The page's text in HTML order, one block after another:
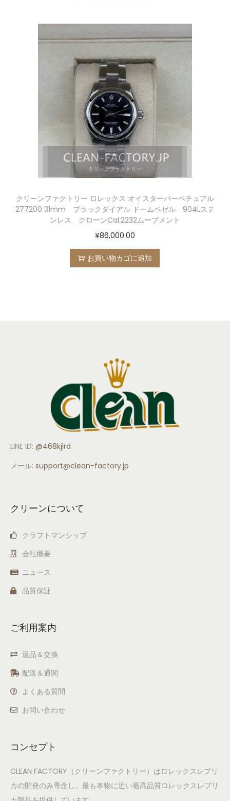
クリーンファクトリー ロレックス オイスターパーペチュアル
277200 31mm ブラックダイアル ドームベゼル 904Lステ
ンレス クローンCal.2232ムーブメント
¥86,000.00
お買い物カゴに追加
LINE ID: @468kjlrd
メール: support@clean-factory.jp
クリーンについて
クラフトマンシップ
会社概要
ニュース
品質保証
ご利用案内
返品＆交換
配送＆通関
よくある質問
お問い合わせ
コンセプト
CLEAN FACTORY（クリーンファクトリー）はロレックスレプリ
カの開発のみ専念し、最も本物に近い最高品質ロレックスレプリ